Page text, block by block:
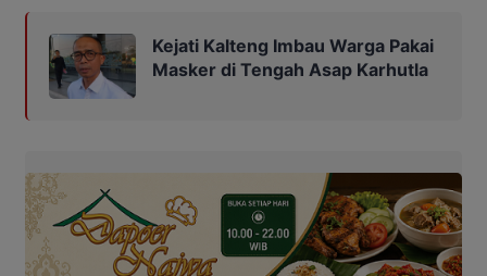
Kejati Kalteng Imbau Warga Pakai
Masker di Tengah Asap Karhutla